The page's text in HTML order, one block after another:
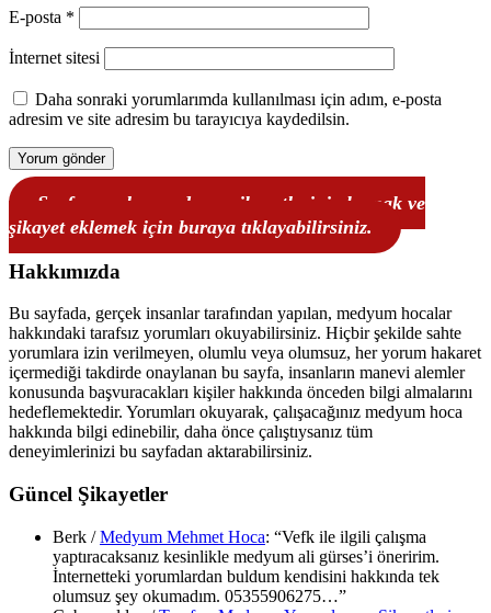
E-posta *
İnternet sitesi
Daha sonraki yorumlarımda kullanılması için adım, e-posta
adresim ve site adresim bu tarayıcıya kaydedilsin.
Sayfaya gelen medyum şikayetlerini okumak ve
şikayet eklemek için buraya tıklayabilirsiniz.
Hakkımızda
Bu sayfada, gerçek insanlar tarafından yapılan, medyum hocalar
hakkındaki tarafsız yorumları okuyabilirsiniz. Hiçbir şekilde sahte
yorumlara izin verilmeyen, olumlu veya olumsuz, her yorum hakaret
içermediği takdirde onaylanan bu sayfa, insanların manevi alemler
konusunda başvuracakları kişiler hakkında önceden bilgi almalarını
hedeflemektedir. Yorumları okuyarak, çalışacağınız medyum hoca
hakkında bilgi edinebilir, daha önce çalıştıysanız tüm
deneyimlerinizi bu sayfadan aktarabilirsiniz.
Güncel Şikayetler
Berk /Medyum Mehmet Hoca: “Vefk ile ilgili çalışma
yaptıracaksanız kesinlikle medyum ali gürses’i öneririm.
İnternetteki yorumlardan buldum kendisini hakkında tek
olumsuz şey okumadım. 05355906275…”